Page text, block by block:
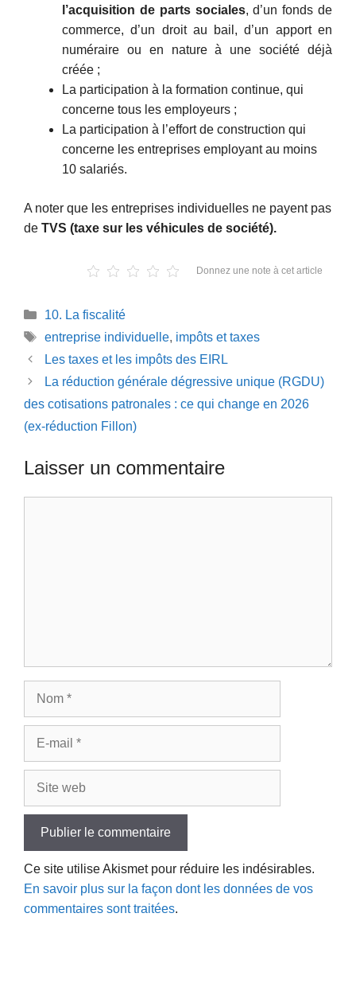
l’acquisition de parts sociales, d’un fonds de
commerce, d’un droit au bail, d’un apport en
numéraire ou en nature à une société déjà
créée ;
La participation à la formation continue, qui
concerne tous les employeurs ;
La participation à l’effort de construction qui
concerne les entreprises employant au moins
10 salariés.
A noter que les entreprises individuelles ne payent pas
de TVS (taxe sur les véhicules de société).
Donnez une note à cet article
Catégories
10. La fiscalité
Étiquettes
entreprise individuelle, impôts et taxes
Les taxes et les impôts des EIRL
La réduction générale dégressive unique (RGDU)
des cotisations patronales : ce qui change en 2026
(ex-réduction Fillon)
Laisser un commentaire
Ce site utilise Akismet pour réduire les indésirables.
En savoir plus sur la façon dont les données de vos
commentaires sont traitées.